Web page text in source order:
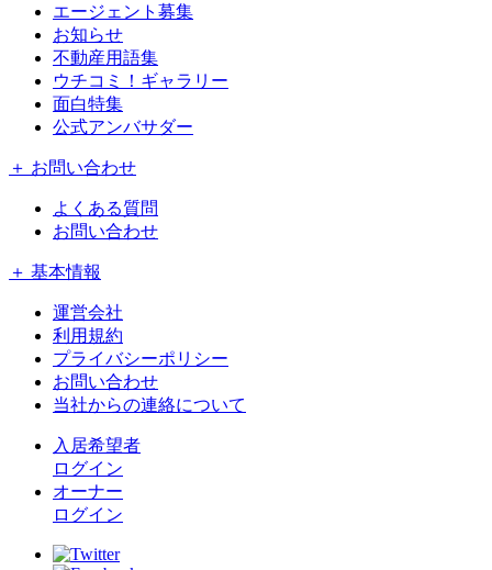
エージェント募集
お知らせ
不動産用語集
ウチコミ！ギャラリー
面白特集
公式アンバサダー
＋ お問い合わせ
よくある質問
お問い合わせ
＋ 基本情報
運営会社
利用規約
プライバシーポリシー
お問い合わせ
当社からの連絡について
入居希望者
ログイン
オーナー
ログイン